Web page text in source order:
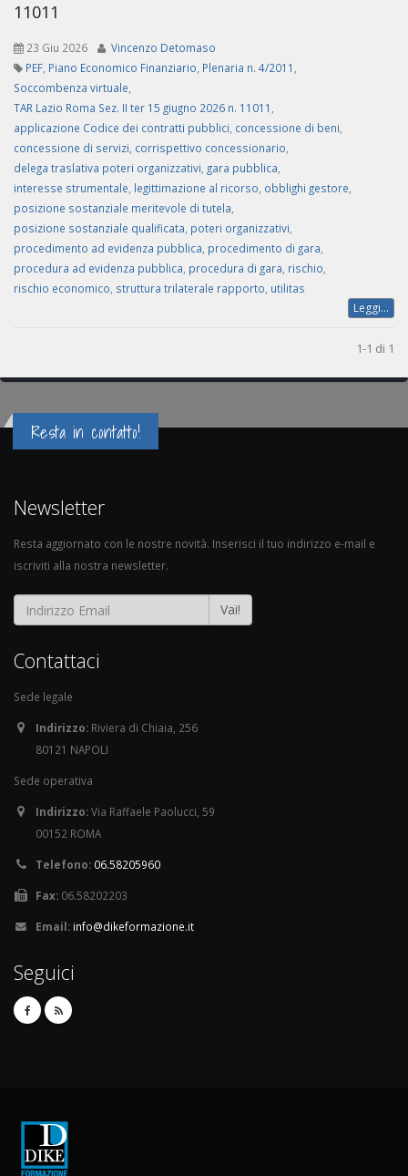
11011
23 Giu 2026
Vincenzo Detomaso
PEF Piano Economico Finanziario Plenaria n. 4/2011
Soccombenza virtuale
TAR Lazio Roma Sez. II ter 15 giugno 2026 n. 11011
applicazione Codice dei contratti pubblici concessione di beni
concessione di servizi corrispettivo concessionario
delega traslativa poteri organizzativi gara pubblica
interesse strumentale legittimazione al ricorso obblighi gestore
posizione sostanziale meritevole di tutela
posizione sostanziale qualificata poteri organizzativi
procedimento ad evidenza pubblica procedimento di gara
procedura ad evidenza pubblica procedura di gara rischio
rischio economico struttura trilaterale rapporto utilitas
Leggi...
1-1 di 1
Resta in contatto!
Newsletter
Resta aggiornato con le nostre novità. Inserisci il tuo indirizzo e-mail e
iscriviti alla nostra newsletter.
Vai!
Contattaci
Sede legale
Indirizzo: Riviera di Chiaia, 256
80121 NAPOLI
Sede operativa
Indirizzo:Via Raffaele Paolucci, 59
00152 ROMA
Telefono: 06.58205960
Fax: 06.58202203
Email: info@dikeformazione.it
Seguici